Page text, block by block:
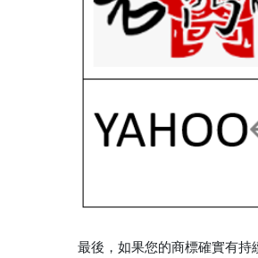
最後，如果您的商標確實有